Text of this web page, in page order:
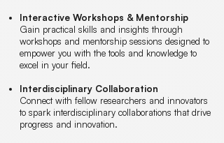
Interactive Workshops & Mentorship
Gain practical skills and insights through
workshops and mentorship sessions designed to
empower you with the tools and knowledge to
excel in your field.
Interdisciplinary Collaboration
Connect with fellow researchers and innovators
to spark interdisciplinary collaborations that drive
progress and innovation.​